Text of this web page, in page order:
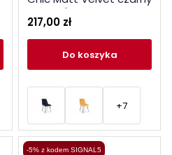
stelaż / czarny 99
217,00 zł
do koszyka
+7
-5% z kodem SIGNAL5